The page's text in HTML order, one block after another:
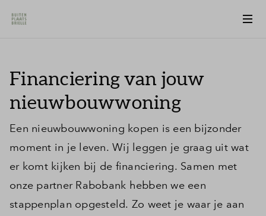
Financiering van jouw
nieuwbouwwoning
Een nieuwbouwwoning kopen is een bijzonder
moment in je leven. Wij leggen je graag uit wat
er komt kijken bij de financiering. Samen met
onze partner Rabobank hebben we een
stappenplan opgesteld. Zo weet je waar je aan